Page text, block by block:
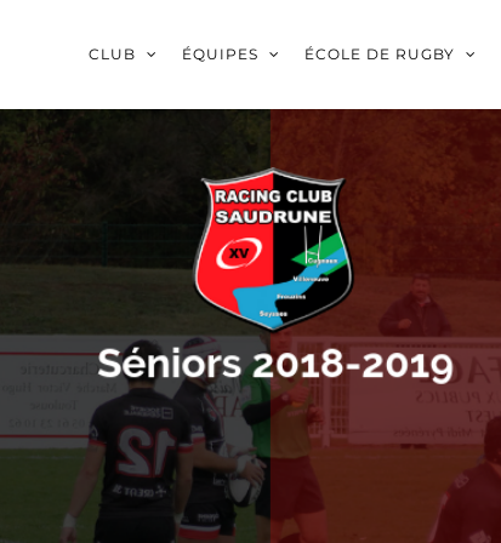
CLUB ÉQUIPES ÉCOLE DE RUGBY